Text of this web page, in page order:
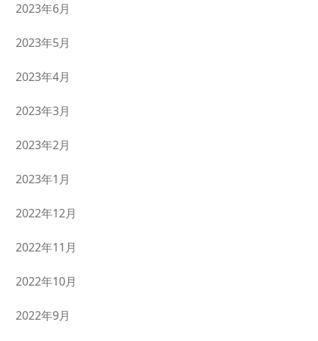
2023年6月
2023年5月
2023年4月
2023年3月
2023年2月
2023年1月
2022年12月
2022年11月
2022年10月
2022年9月